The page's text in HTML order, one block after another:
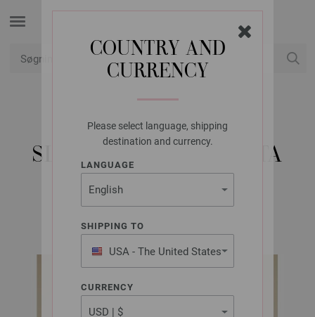
COUNTRY AND
CURRENCY
Please select language, shipping
destination and currency.
LANGUAGE
SHIPPING TO
USA - The United States
of America
CURRENCY
LANA GROSSA
SLIPOVER BASTA MISTA
LOOKBOOK No. 19 | Model 37